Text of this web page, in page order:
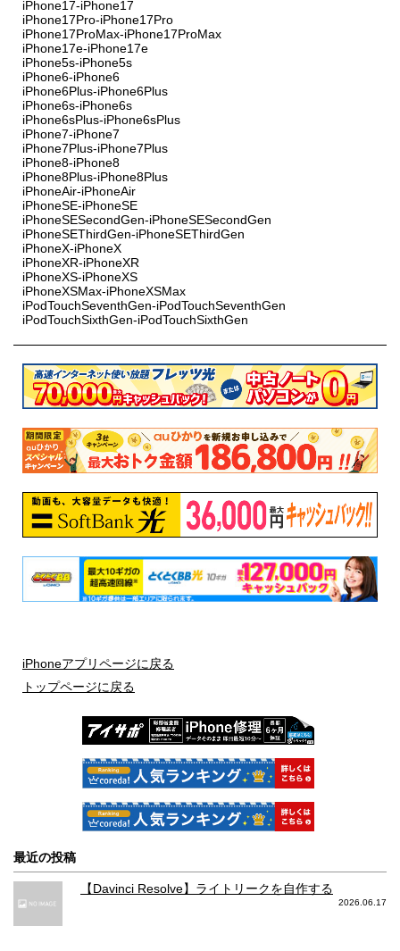
iPhone17-iPhone17
iPhone17Pro-iPhone17Pro
iPhone17ProMax-iPhone17ProMax
iPhone17e-iPhone17e
iPhone5s-iPhone5s
iPhone6-iPhone6
iPhone6Plus-iPhone6Plus
iPhone6s-iPhone6s
iPhone6sPlus-iPhone6sPlus
iPhone7-iPhone7
iPhone7Plus-iPhone7Plus
iPhone8-iPhone8
iPhone8Plus-iPhone8Plus
iPhoneAir-iPhoneAir
iPhoneSE-iPhoneSE
iPhoneSESecondGen-iPhoneSESecondGen
iPhoneSEThirdGen-iPhoneSEThirdGen
iPhoneX-iPhoneX
iPhoneXR-iPhoneXR
iPhoneXS-iPhoneXS
iPhoneXSMax-iPhoneXSMax
iPodTouchSeventhGen-iPodTouchSeventhGen
iPodTouchSixthGen-iPodTouchSixthGen
iPhoneアプリページに戻る
トップページに戻る
最近の投稿
【Davinci Resolve】ライトリークを自作する
2026.06.17